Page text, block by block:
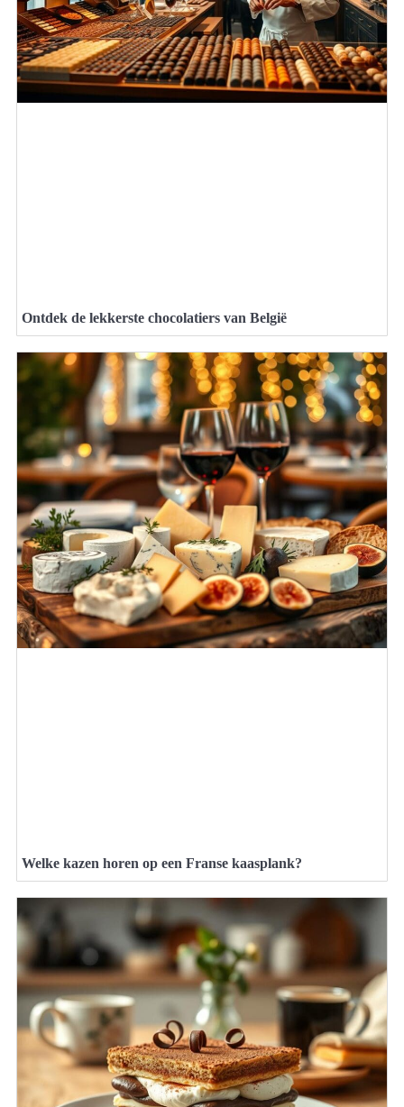
Ontdek de lekkerste chocolatiers van België
Welke kazen horen op een Franse kaasplank?